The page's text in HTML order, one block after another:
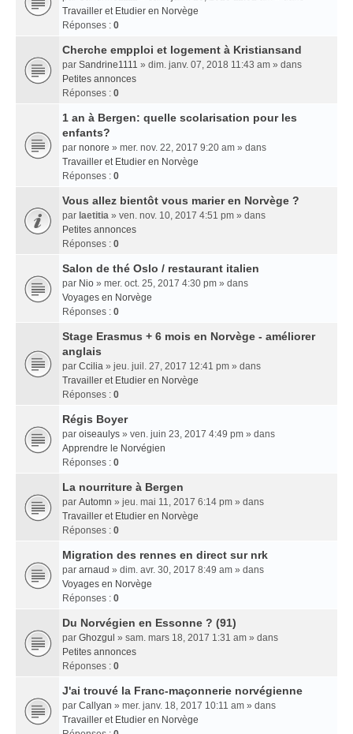
Travailler et Etudier en Norvège
Réponses : 0
Cherche empploi et logement à Kristiansand
par Sandrine1111 » dim. janv. 07, 2018 11:43 am » dans
Petites annonces
Réponses : 0
1 an à Bergen: quelle scolarisation pour les
enfants?
par nonore » mer. nov. 22, 2017 9:20 am » dans
Travailler et Etudier en Norvège
Réponses : 0
Vous allez bientôt vous marier en Norvège ?
par laetitia » ven. nov. 10, 2017 4:51 pm » dans
Petites annonces
Réponses : 0
Salon de thé Oslo / restaurant italien
par Nio » mer. oct. 25, 2017 4:30 pm » dans
Voyages en Norvège
Réponses : 0
Stage Erasmus + 6 mois en Norvège - améliorer
anglais
par Ccilia » jeu. juil. 27, 2017 12:41 pm » dans
Travailler et Etudier en Norvège
Réponses : 0
Régis Boyer
par oiseaulys » ven. juin 23, 2017 4:49 pm » dans
Apprendre le Norvégien
Réponses : 0
La nourriture à Bergen
par Automn » jeu. mai 11, 2017 6:14 pm » dans
Travailler et Etudier en Norvège
Réponses : 0
Migration des rennes en direct sur nrk
par arnaud » dim. avr. 30, 2017 8:49 am » dans
Voyages en Norvège
Réponses : 0
Du Norvégien en Essonne ? (91)
par Ghozgul » sam. mars 18, 2017 1:31 am » dans
Petites annonces
Réponses : 0
J'ai trouvé la Franc-maçonnerie norvégienne
par Callyan » mer. janv. 18, 2017 10:11 am » dans
Travailler et Etudier en Norvège